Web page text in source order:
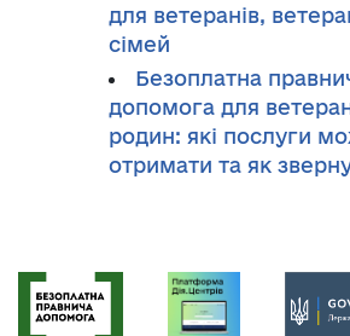
для ветеранів,
сімей
Безоплатна
допомога для
родин: які послуги
отримати та як